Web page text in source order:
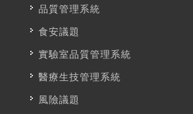
品質管理系統
食安議題
實驗室品質管理系統
醫療生技管理系統
風險議題